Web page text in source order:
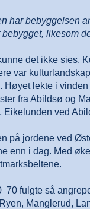
har bebyggelsen
likesom
det ikke sies.
var
Høyet lekte i
fra Abildsø og
Eikelunden ved
på jordene ved
enn i dag. Med
70 fulgte så
Manglerud,